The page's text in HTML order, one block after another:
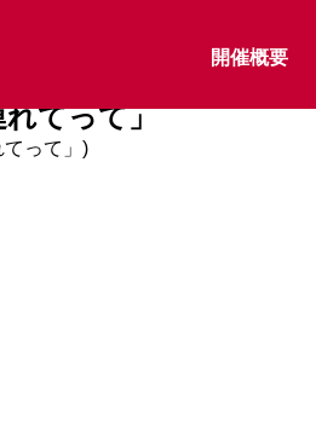
開催概要
てって」
って」)